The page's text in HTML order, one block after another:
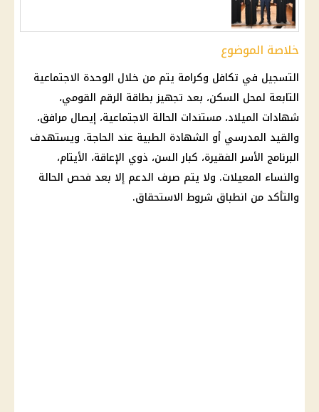
خلاصة الموضوع
التسجيل في تكافل وكرامة يتم من خلال الوحدة الاجتماعية
التابعة لمحل السكن، بعد تجهيز بطاقة الرقم القومي،
شهادات الميلاد، مستندات الحالة الاجتماعية، إيصال مرافق،
والقيد المدرسي أو الشهادة الطبية عند الحاجة. ويستهدف
البرنامج الأسر الفقيرة، كبار السن، ذوي الإعاقة، الأيتام،
والنساء المعيلات. ولا يتم صرف الدعم إلا بعد فحص الحالة
والتأكد من انطباق شروط الاستحقاق.